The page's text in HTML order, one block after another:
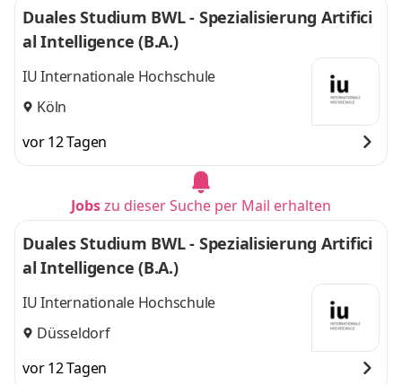
Duales Studium BWL - Spezialisierung Artifici
al Intelligence (B.A.)
IU Internationale Hochschule
Köln
vor 12 Tagen
Jobszu dieser Suche per Mail erhalten
Duales Studium BWL - Spezialisierung Artifici
al Intelligence (B.A.)
IU Internationale Hochschule
Düsseldorf
vor 12 Tagen